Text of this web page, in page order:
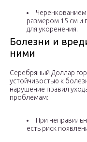
размером 15 см и
для укоренения.
Болезни и
ними
Серебряный Доллар
устойчивостью к
нарушение правил
проблемам:
При
есть риск